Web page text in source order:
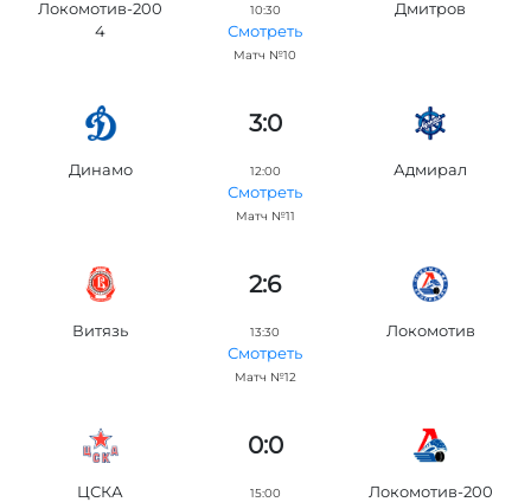
Локомотив-200
4
10:30
Смотреть
Матч №10
Дмитров
3:0
Динамо 12:00
Смотреть
Матч №11
Адмирал
2:6
Витязь 13:30
Смотреть
Матч №12
Локомотив
0:0
ЦСКА 15:00
Локомотив-200